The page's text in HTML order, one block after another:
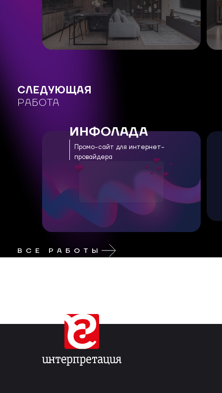
СЛЕДУЮЩАЯ
РАБОТА
ИНФОЛАДА
Промо-сайт для интернет-
провайдера
ВСЕ РАБОТЫ